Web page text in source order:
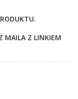
MAILA Z LINKIEM